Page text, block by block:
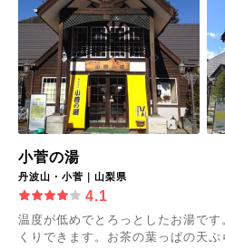
小菅の湯
丹波山・小菅｜山梨県
4.1
温度が低めでとろっとしたお湯で
くりできます。お茶の葉っぱの天